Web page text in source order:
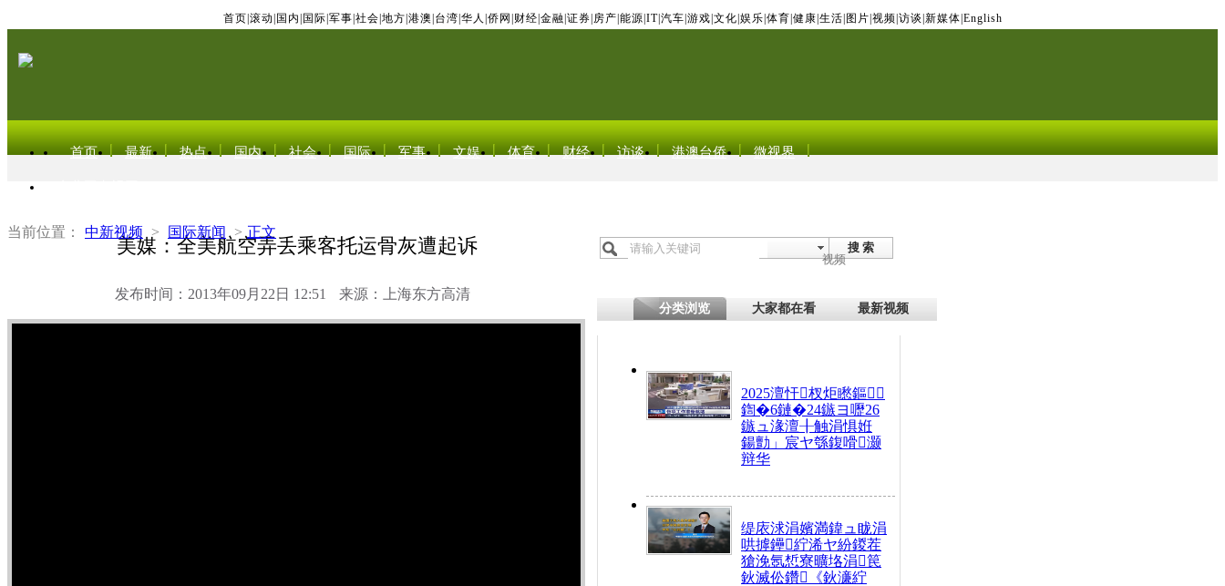
首页 滚动 国内 国际 军事 社会 地方 港澳 台湾 华人 侨网 财经 金融 证券 房产 能源 IT| 汽车 游戏 文化 娱乐 体育 健康 生活 图片 视频 访谈 新媒体 English
首页 最新 热点 国内 社会 国际 军事 文娱 体育 财经 访谈 港澳台侨 微视界
当前位置： 中新视频 > 国际新闻 > 正文
美媒：全美航空弄丢乘客托运骨灰遭起诉
发布时间：2013年09月22日 12:51 来源：上海东方高清
搜 索
视频
分类浏览 大家都在看 最新视频
2025澶忓杈炬矁鏂
鍧�6鏈�24鏃ヨ嚦26
鏃ュ湪澶╂触涓惧姙
鍚勯」宸ヤ綔鍑嗗灏
辩华
缇庡浗涓嬪満鍏ュ眬涓
哄摢鑸紵浠ヤ紛鍐茬
獊浼氬惁寮曠垎涓笢
鈥滅伀鑽《鈥濓紵